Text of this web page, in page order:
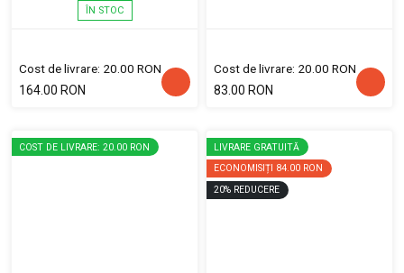
ÎN STOC
Cost de livrare: 20.00 RON
164.00 RON
Cost de livrare: 20.00 RON
83.00 RON
COST DE LIVRARE: 20.00 RON
LIVRARE GRATUITĂ
ECONOMISIȚI 84.00 RON
20% REDUCERE